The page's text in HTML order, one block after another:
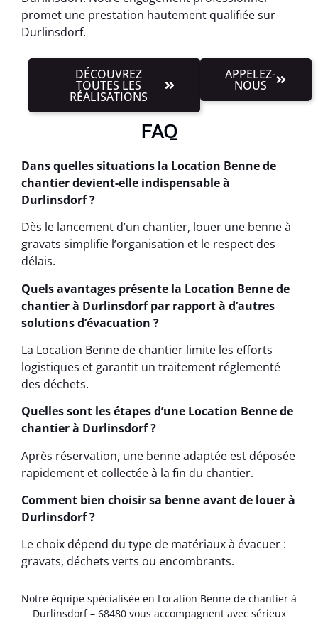
promet une prestation hautement qualifiée sur
Durlinsdorf.
DÉCOUVREZ
TOUTES LES
RÉALISATIONS
APPELEZ-
NOUS
FAQ
Dans quelles situations la Location Benne de
chantier devient-elle indispensable à
Durlinsdorf ?
Dès le lancement d’un chantier, louer une benne à
gravats simplifie l’organisation et le respect des
délais.
Quels avantages présente la Location Benne de
chantier à Durlinsdorf par rapport à d’autres
solutions d’évacuation ?
La Location Benne de chantier limite les efforts
logistiques et garantit un traitement réglementé
des déchets.
Quelles sont les étapes d’une Location Benne de
chantier à Durlinsdorf ?
Après réservation, une benne adaptée est déposée
rapidement et collectée à la fin du chantier.
Comment bien choisir sa benne avant de louer à
Durlinsdorf ?
Le choix dépend du type de matériaux à évacuer :
gravats, déchets verts ou encombrants.
Notre équipe spécialisée en Location Benne de chantier à
Durlinsdorf – 68480 vous accompagnent avec sérieux